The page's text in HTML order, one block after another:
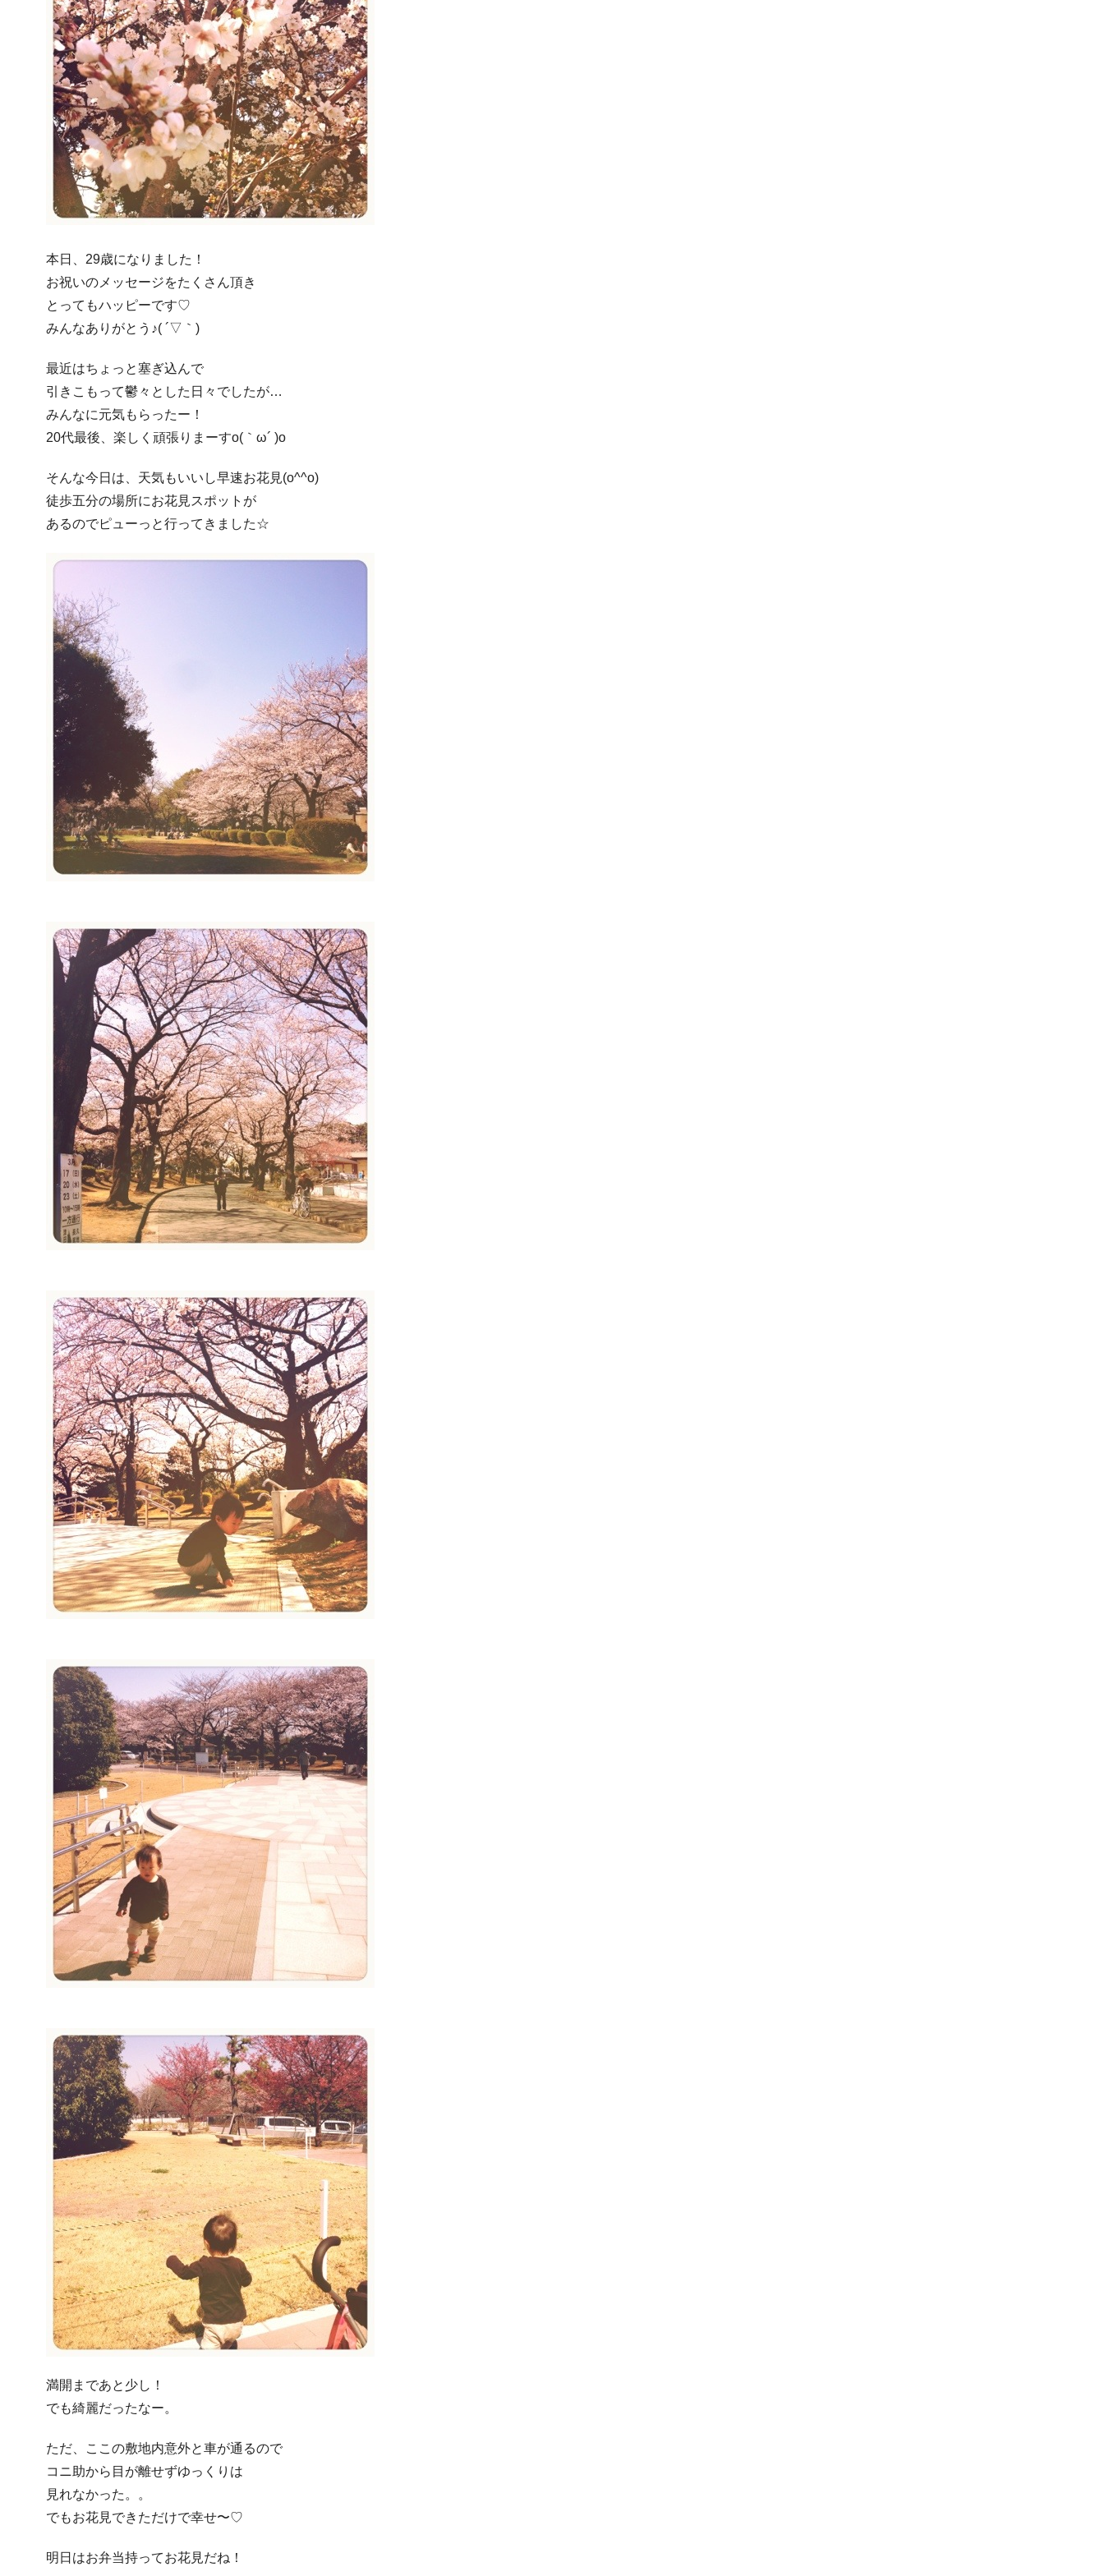
本日、29歳になりました！
お祝いのメッセージをたくさん頂き
とってもハッピーです♡
みんなありがとう♪( ´▽｀)
最近はちょっと塞ぎ込んで
引きこもって鬱々とした日々でしたが…
みんなに元気もらったー！
20代最後、楽しく頑張りまーすo(｀ω´ )o
そんな今日は、天気もいいし早速お花見(o^^o)
徒歩五分の場所にお花見スポットが
あるのでピューっと行ってきました☆
満開まであと少し！
でも綺麗だったなー。
ただ、ここの敷地内意外と車が通るので
コニ助から目が離せずゆっくりは
見れなかった。。
でもお花見できただけで幸せ〜♡
明日はお弁当持ってお花見だね！